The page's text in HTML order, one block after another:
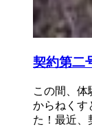
契約第二
この間、体
からねくす
た！最近、